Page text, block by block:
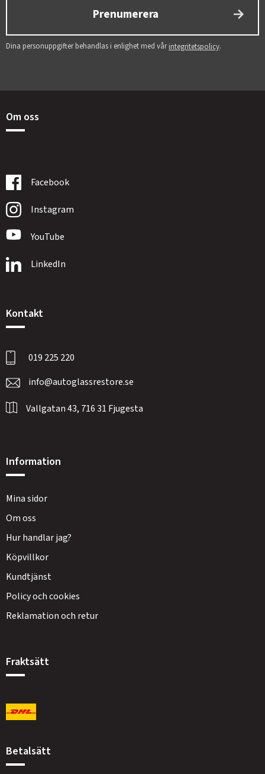
Prenumerera
Dina personuppgifter behandlas i enlighet med vårintegritetspolicy.
Om oss
Facebook
Instagram
YouTube
LinkedIn
Kontakt
019 225 220
info@autoglassrestore.se
Vallgatan 43, 716 31 Fjugesta
Information
Mina sidor
Om oss
Hur handlar jag?
Köpvillkor
Kundtjänst
Policy och cookies
Reklamation och retur
Fraktsätt
Betalsätt